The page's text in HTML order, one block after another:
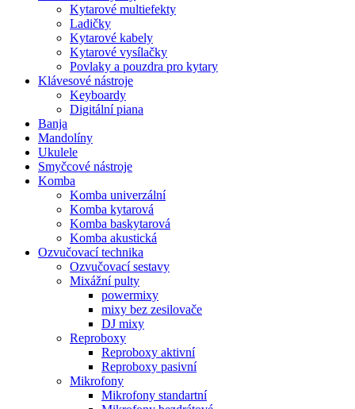
Kytarové multiefekty
Ladičky
Kytarové kabely
Kytarové vysílačky
Povlaky a pouzdra pro kytary
Klávesové nástroje
Keyboardy
Digitální piana
Banja
Mandolíny
Ukulele
Smyčcové nástroje
Komba
Komba univerzální
Komba kytarová
Komba baskytarová
Komba akustická
Ozvučovací technika
Ozvučovací sestavy
Mixážní pulty
powermixy
mixy bez zesilovače
DJ mixy
Reproboxy
Reproboxy aktivní
Reproboxy pasivní
Mikrofony
Mikrofony standartní